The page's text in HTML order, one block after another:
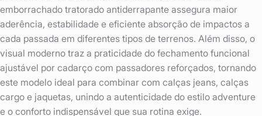
emborrachado tratorado antiderrapante assegura maior
aderência, estabilidade e eficiente absorção de impactos a
cada passada em diferentes tipos de terrenos. Além disso, o
visual moderno traz a praticidade do fechamento funcional
ajustável por cadarço com passadores reforçados, tornando
este modelo ideal para combinar com calças jeans, calças
cargo e jaquetas, unindo a autenticidade do estilo adventure
e o conforto indispensável que sua rotina exige.